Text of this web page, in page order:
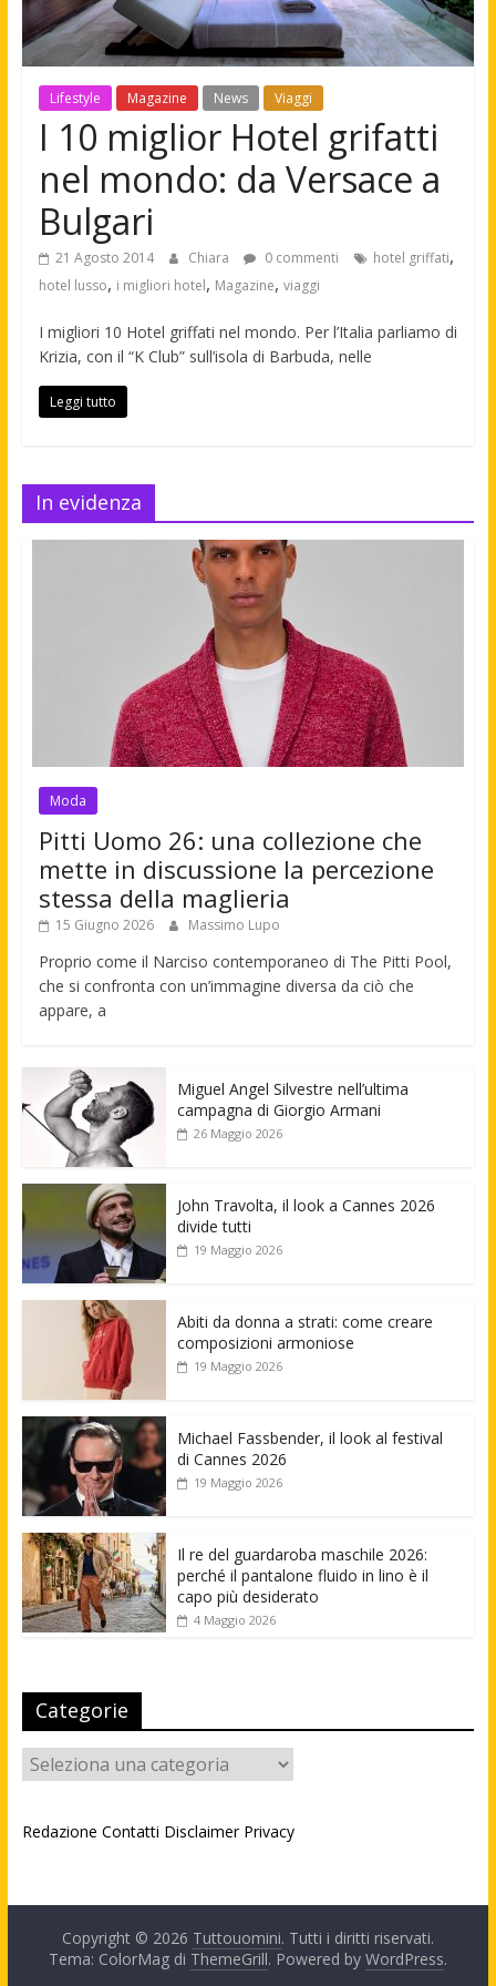
Lifestyle Magazine News Viaggi
I 10 miglior Hotel grifatti
nel mondo: da Versace a
Bulgari
21 Agosto 2014 Chiara 0 commenti hotel griffati,
hotel lusso, i migliori hotel, Magazine, viaggi
I migliori 10 Hotel griffati nel mondo. Per l’Italia parliamo di
Krizia, con il “K Club” sull’isola di Barbuda, nelle
Leggi tutto
In evidenza
Moda
Pitti Uomo 26: una collezione che
mette in discussione la percezione
stessa della maglieria
15 Giugno 2026 Massimo Lupo
Proprio come il Narciso contemporaneo di The Pitti Pool,
che si confronta con un’immagine diversa da ciò che
appare, a
Miguel Angel Silvestre nell’ultima
campagna di Giorgio Armani
26 Maggio 2026
John Travolta, il look a Cannes 2026
divide tutti
19 Maggio 2026
Abiti da donna a strati: come creare
composizioni armoniose
19 Maggio 2026
Michael Fassbender, il look al festival
di Cannes 2026
19 Maggio 2026
Il re del guardaroba maschile 2026:
perché il pantalone fluido in lino è il
capo più desiderato
4 Maggio 2026
Categorie
Categorie
Redazione Contatti Disclaimer Privacy
Copyright © 2026 Tuttouomini. Tutti i diritti riservati.
Tema: ColorMag di ThemeGrill. Powered by WordPress.